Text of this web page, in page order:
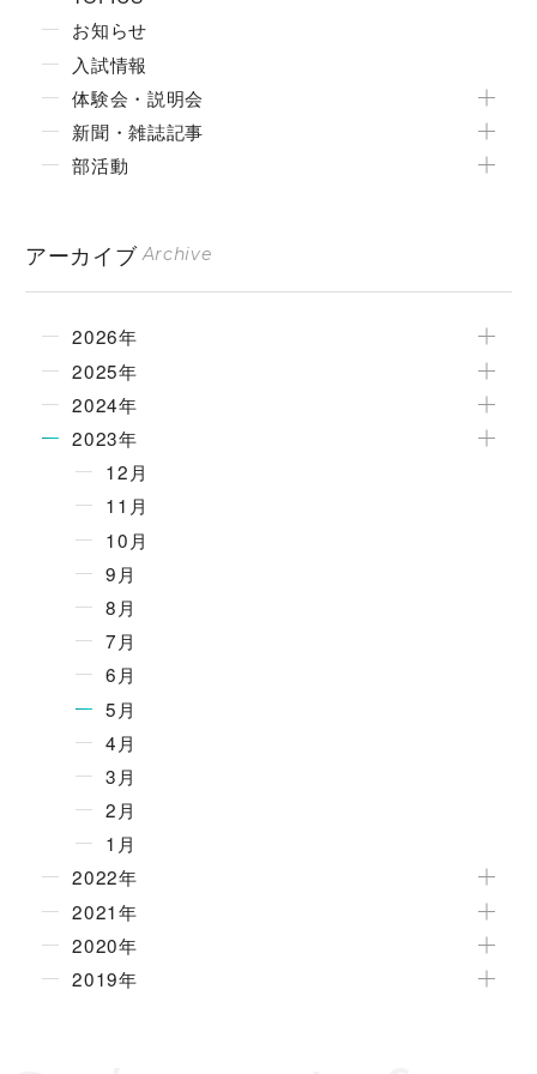
お知らせ
入試情報
体験会・説明会
新聞・雑誌記事
部活動
アーカイブ Archive
2026年
2025年
2024年
2023年
12月
11月
10月
9月
8月
7月
6月
5月
4月
3月
2月
1月
2022年
2021年
2020年
2019年